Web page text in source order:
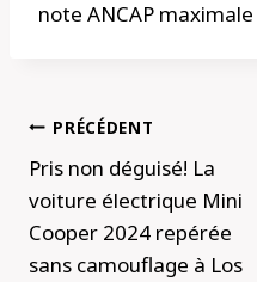
note ANCAP
Navigation
de
l’article
PRÉCÉDENT
Pris non déguisé! La
voiture électrique Mini
Cooper 2024 repérée
sans camouflage à Los